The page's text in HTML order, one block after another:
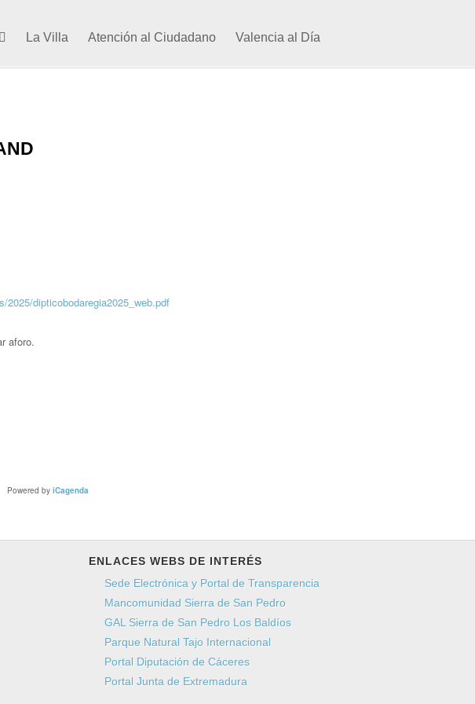
La Villa Atención al Ciudadano Valencia al Día
dipticobodaregia2025_web.pdf
aforo.
Powered by iCagenda
ENLACES WEBS DE INTERÉS
Sede Electrónica y Portal de Transparencia
Mancomunidad Sierra de San Pedro
GAL Sierra de San Pedro Los Baldíos
Parque Natural Tajo Internacional
Portal Diputación de Cáceres
Portal Junta de Extremadura